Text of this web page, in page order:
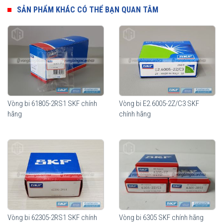
nhằm đáp ứng tối đa công năng sử dụng cũng như giảm thiểu chi
phí cho từng nhu cầu sử dụng của thiết bị.
Vòng bi SKF 63005
Vòng bi SKF 63005 có sẵn mỡ bôi trơn bên trong và sử dụng 2 nắp
chắn mỡ (2RS1), thích hợp sử dụng trong môi trường bụi bẩn
SẢN PHẨM KHÁC CÓ THỂ BẠN QUAN TÂM
Vòng bi 61805-2RS1 SKF chính
hãng
Vòng bi E2.6005-2Z/C3 SKF
chính hãng
Vòng bi 62305-2RS1 SKF chính Vòng bi 6305 SKF chính hãng